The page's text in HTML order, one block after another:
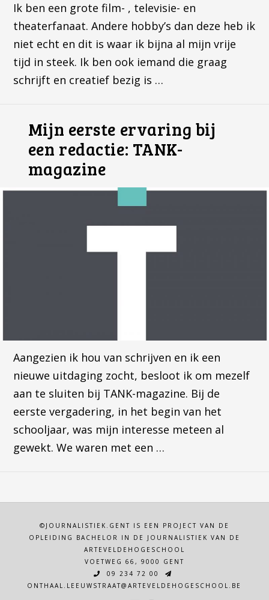
Ik ben een grote film- , televisie- en
theaterfanaat. Andere hobby’s dan deze heb ik
niet echt en dit is waar ik bijna al mijn vrije
tijd in steek. Ik ben ook iemand die graag
schrijft en creatief bezig is …
Mijn eerste ervaring bij
een redactie: TANK-
magazine
Aangezien ik hou van schrijven en ik een
nieuwe uitdaging zocht, besloot ik om mezelf
aan te sluiten bij TANK-magazine. Bij de
eerste vergadering, in het begin van het
schooljaar, was mijn interesse meteen al
gewekt. We waren met een …
©JOURNALISTIEK.GENT IS EEN PROJECT VAN DE
OPLEIDING BACHELOR IN DE JOURNALISTIEK VAN DE
ARTEVELDEHOGESCHOOL
VOETWEG 66, 9000 GENT
09 234 72 00
ONTHAAL.LEEUWSTRAAT@ARTEVELDEHOGESCHOOL.BE